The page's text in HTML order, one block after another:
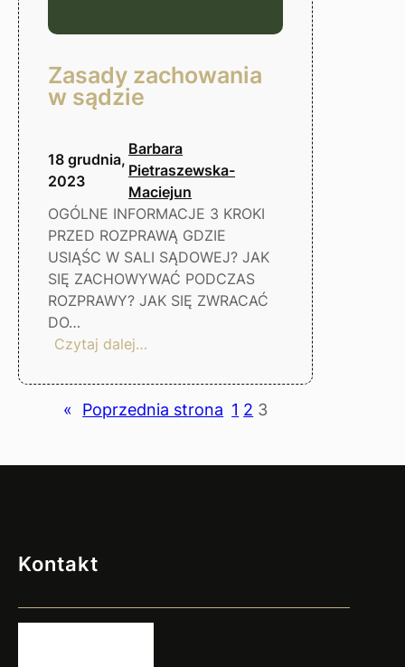
Zasady zachowania
w sądzie
18 grudnia,
2023
Barbara
Pietraszewska-
Maciejun
OGÓLNE INFORMACJE 3 KROKI
PRZED ROZPRAWĄ GDZIE
USIĄŚC W SALI SĄDOWEJ? JAK
SIĘ ZACHOWYWAĆ PODCZAS
ROZPRAWY? JAK SIĘ ZWRACAĆ
DO…
Czytaj dalej…
zachowania
w
« Poprzednia strona 1 2 3
Kontakt